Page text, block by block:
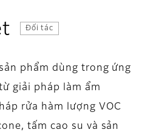
Đối tác
phẩm dùng trong ứng
giải pháp làm ẩm
rửa hàm lượng VOC
tấm cao su và sản